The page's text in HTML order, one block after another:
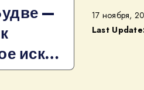
—
иск…
17 ноября,
Last